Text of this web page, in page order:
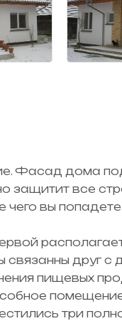
Фасад дома
защитит все
вы
связанны друг с
пищевых
три